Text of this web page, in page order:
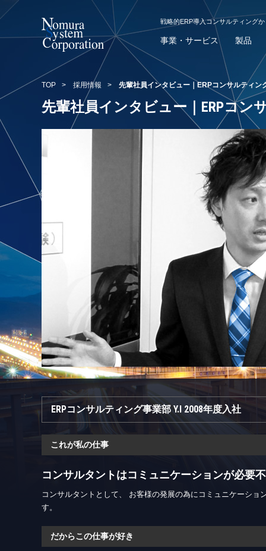
戦略的ERP導入コンサルティング
事業・サービス 製品
TOP > 採用情報 > 先輩社員インタビュー｜ERPコンサルティン
先輩社員インタビュー｜ERPコン
ERPコンサルティング事業部 Y.I 2008年度入社
これが私の仕事
コンサルタントはコミュニケーションが必要
コンサルタントとして、 お客様の発展の為にコミュニケーシ
す。
だからこの仕事が好き